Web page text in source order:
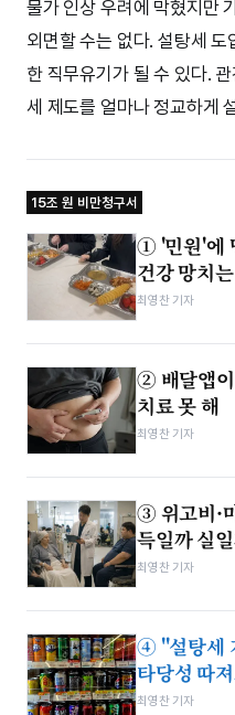
물가 인상 우려에 막혔지만
외면할 수는 없다. 설탕세
한 직무유기가 될 수 있다.
세 제도를 얼마나 정교하게
15조 원 비만청구서
① '민원'에
건강 망치
최영찬 기자
② 배달앱
치료 못 해
최영찬 기자
③ 위고비·
득일까 실
최영찬 기자
④ "설탕세
타당성 따
최영찬 기자